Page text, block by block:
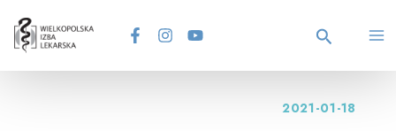
content Search
2021-01-18